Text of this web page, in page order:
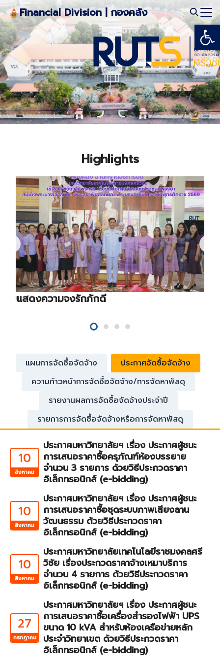
Skip
to
content
Financial Division | กองคลัง
Search
for:
Highlights
ร่วมแสดงความจงรักภักดี
แผนการจัดซื้อจัดจ้าง
ประกาศจัดซื้อจัดจ้าง
ความก้าวหน้าการจัดซื้อจัดจ้าง/การจัดหาพัสดุ
รายงานผลการจัดซื้อจัดจ้างประจำปี
รายการการจัดซื้อจัดจ้างหรือการจัดหาพัสดุ
10
สิงหาคม
ประกาศมหาวิทยาลัยฯ เรื่อง ประกาศผู้ชนะ
การเสนอราคาซื้อครุภัณฑ์ห้องบรรยาย
จำนวน 3 รายการ ด้วยวิธีประกวดราคา
อิเล็กทรอนิกส์ (e-bidding)
10
สิงหาคม
ประกาศมหาวิทยาลัยฯ เรื่อง ประกาศผู้ชนะ
การเสนอราคาซื้อชุดระบบภาพเสียงลาน
วัฒนธรรม ด้วยวิธีประกวดราคา
อิเล็กทรอนิกส์ (e-bidding)
10
สิงหาคม
ประกาศมหาวิทยาลัยเทคโนโลยีราชมงคลศรี
วิชัย เรื่องประกวดราคาจ้างเหมาบริการ
จำนวน 4 รายการ ด้วยวิธีประกวดราคา
อิเล็กทรอนิกส์ (e-bidding)
27
กรกฎาคม
ประกาศมหาวิทยาลัยฯ เรื่อง ประกาศผู้ชนะ
การเสนอราคาซื้อเครื่องสำรองไฟฟ้า UPS
ขนาด 10 kVA สำหรับห้องเครือข่ายหลัก
ประจำวิทยาเขต ด้วยวิธีประกวดราคา
อิเล็กทรอนิกส์ (e-bidding)